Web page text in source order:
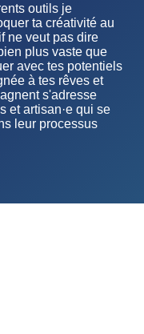
outils je
ta créativité au
ne veut pas dire
plus vaste que
avec tes potentiels
à tes rêves et
s'adresse
et artisan·e qui se
leur processus